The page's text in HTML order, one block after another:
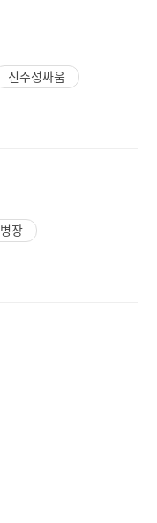
진주성싸움
장